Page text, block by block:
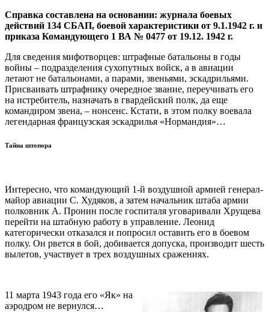
Справка составлена на основании: журнала боевых
действий 134 СБАП, боевой характеристики от 9.1.1942 г. и
приказа Командующего 1 ВА № 0477 от 19.12. 1942 г.
Для сведения мифотворцев: штрафные батальоны в годы
войны – подразделения сухопутных войск, а в авиации
летают не батальонами, а парами, звеньями, эскадрильями.
Присваивать штрафнику очередное звание, переучивать его
на истребитель, назначать в гвардейский полк, да еще
командиром звена, – нонсенс. Кстати, в этом полку воевала
легендарная французская эскадрилья «Нормандия»…
Тайна штопора
Интересно, что командующий 1-й воздушной армией генерал-
майор авиации С. Худяков, а затем начальник штаба армии
полковник А. Пронин после госпиталя уговаривали Хрущева
перейти на штабную работу в управление. Леонид
категорически отказался и попросил оставить его в боевом
полку. Он рвется в бой, добивается допуска, производит шесть
вылетов, участвует в трех воздушных сражениях.
11 марта 1943 года его «Як» на
аэродром не вернулся…